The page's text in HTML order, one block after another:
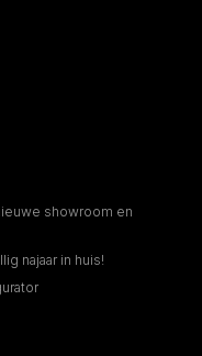
showroom en
najaar in huis!